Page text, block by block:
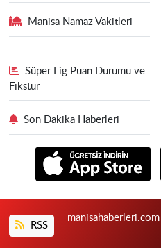
Manisa Namaz Vakitleri
Süper Lig Puan Durumu ve
Fikstür
Son Dakika Haberleri
RSS